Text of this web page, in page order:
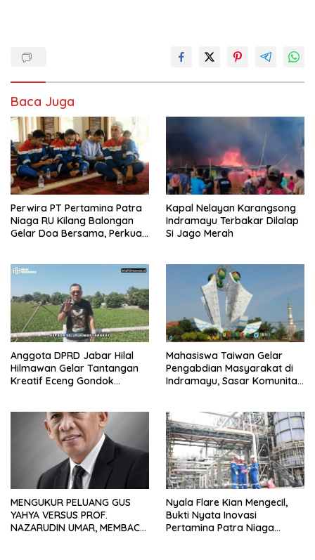
Baca Juga
Perwira PT Pertamina Patra
Niaga RU Kilang Balongan
Gelar Doa Bersama, Perkuat
Kapal Nelayan Karangsong
Indramayu Terbakar Dilalap
Si Jago Merah
Anggota DPRD Jabar Hilal
Hilmawan Gelar Tantangan
Kreatif Eceng Gondok
Mahasiswa Taiwan Gelar
Pengabdian Masyarakat di
Indramayu, Sasar Komunitas
MENGUKUR PELUANG GUS
YAHYA VERSUS PROF.
NAZARUDIN UMAR, MEMBACA
Nyala Flare Kian Mengecil,
Bukti Nyata Inovasi
Pertamina Patra Niaga